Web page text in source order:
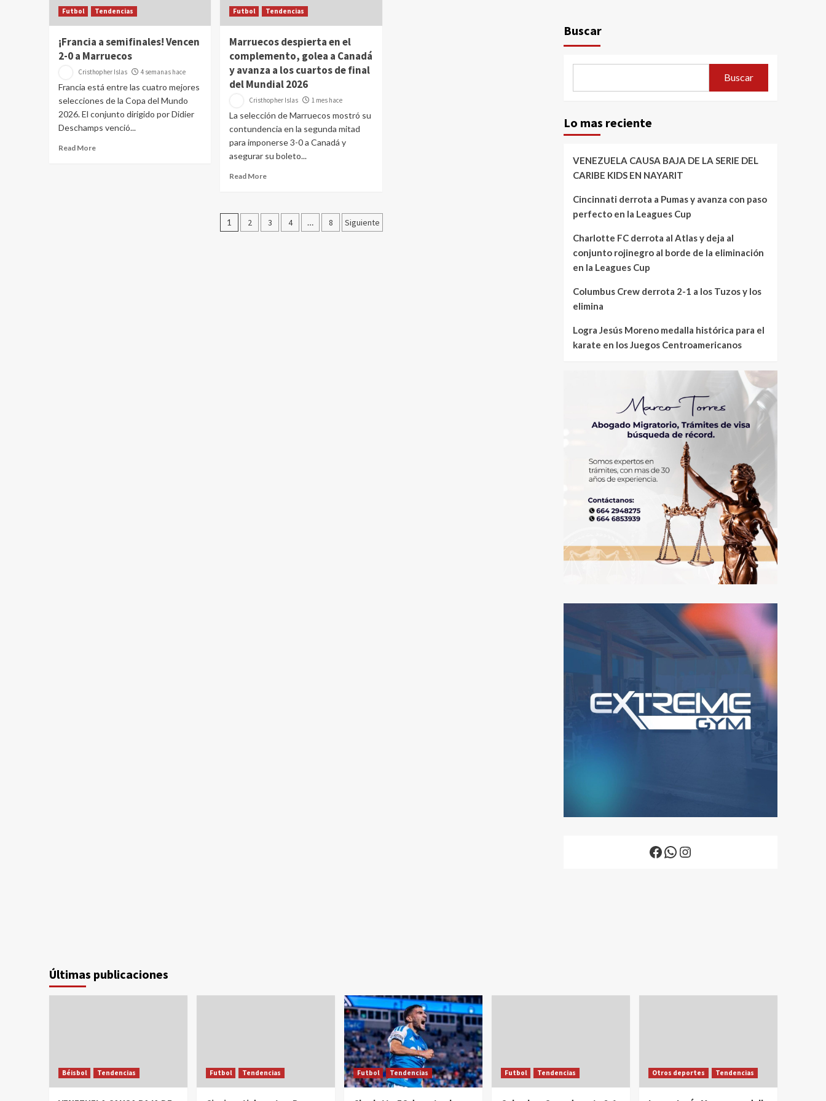
Futbol Tendencias
¡Francia a semifinales! Vencen
2-0 a Marruecos
Cristhopher Islas 4 semanas hace
Francia está entre las cuatro mejores
selecciones de la Copa del Mundo
2026. El conjunto dirigido por Didier
Deschamps venció...
Read More
Futbol Tendencias
Marruecos despierta en el
complemento, golea a Canadá
y avanza a los cuartos de final
del Mundial 2026
Cristhopher Islas 1 mes hace
La selección de Marruecos mostró su
contundencia en la segunda mitad
para imponerse 3-0 a Canadá y
asegurar su boleto...
Read More
Paginación
1 2 3 4 … 8 Siguiente
Buscar
Buscar
Lo mas reciente
VENEZUELA CAUSA BAJA DE LA SERIE DEL
CARIBE KIDS EN NAYARIT
Cincinnati derrota a Pumas y avanza con paso
perfecto en la Leagues Cup
Charlotte FC derrota al Atlas y deja al
conjunto rojinegro al borde de la eliminación
en la Leagues Cup
Columbus Crew derrota 2-1 a los Tuzos y los
elimina
Logra Jesús Moreno medalla histórica para el
karate en los Juegos Centroamericanos
Facebook
WhatsApp
Instagram
Últimas publicaciones
Béisbol Tendencias Futbol Tendencias Futbol Tendencias Futbol Tendencias Otros deportes Tendencias